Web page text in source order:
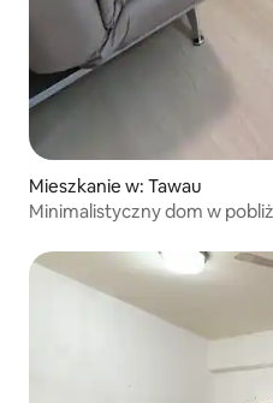
Mieszkanie w: Tawau
Minimalistyczny dom w